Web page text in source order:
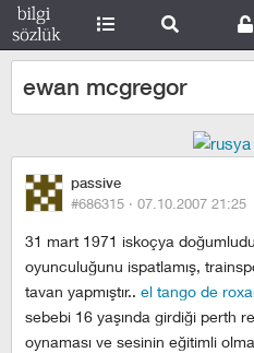
ewan mcgregor
passive
#686315 · 07.10.2007 21:25
31 mart 1971 iskoçya
oyunculuğunu ispatlamış,
tavan yapmıştır.. el tango de
sebebi 16 yaşında girdiği perth
oynaması ve sesinin eğitimli